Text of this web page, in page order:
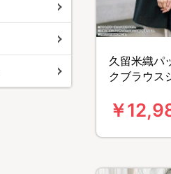
久留米織パ
クブラウス
￥